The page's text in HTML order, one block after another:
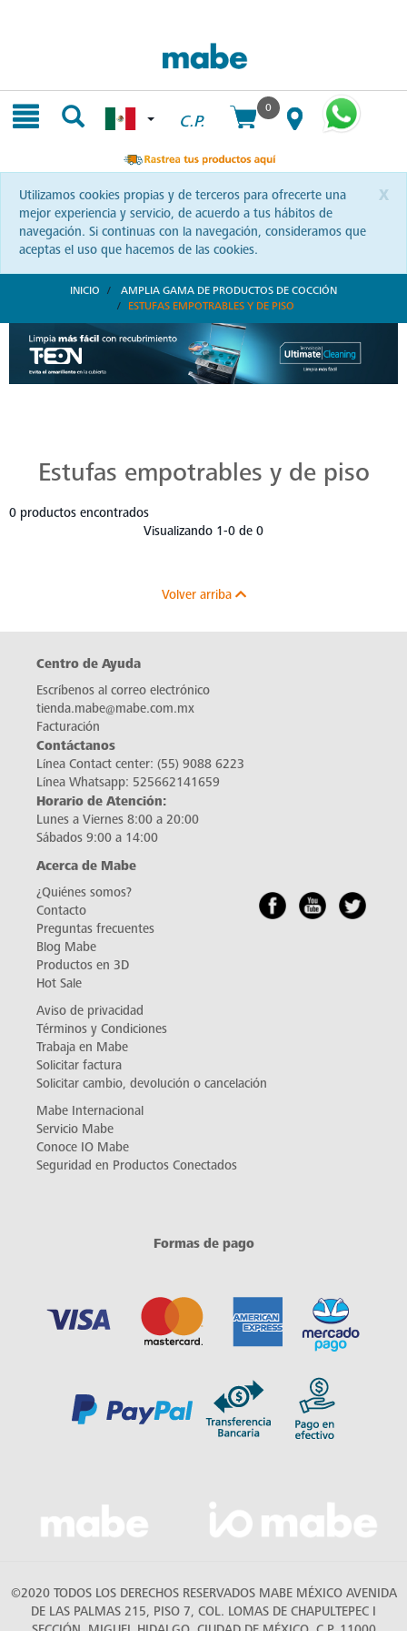
C.P.
0
x
Utilizamos cookies propias y de terceros para ofrecerte una
mejor experiencia y servicio, de acuerdo a tus hábitos de
navegación. Si continuas con la navegación, consideramos que
aceptas el uso que hacemos de las cookies.
INICIO
AMPLIA GAMA DE PRODUCTOS DE COCCIÓN
ESTUFAS EMPOTRABLES Y DE PISO
Estufas empotrables y de piso
0 productos encontrados
Visualizando 1-0 de 0
Volver arriba
Centro de Ayuda
Escríbenos al correo electrónico
tienda.mabe@mabe.com.mx
Facturación
Contáctanos
Línea Contact center: (55) 9088 6223
Línea Whatsapp: 525662141659
Horario de Atención:
Lunes a Viernes 8:00 a 20:00
Sábados 9:00 a 14:00
Acerca de Mabe
¿Quiénes somos?
Contacto
Preguntas frecuentes
Blog Mabe
Productos en 3D
Hot Sale
Aviso de privacidad
Términos y Condiciones
Trabaja en Mabe
Solicitar factura
Solicitar cambio, devolución o cancelación
Mabe Internacional
Servicio Mabe
Conoce IO Mabe
Seguridad en Productos Conectados
Formas de pago
©2020 TODOS LOS DERECHOS RESERVADOS MABE MÉXICO AVENIDA
DE LAS PALMAS 215, PISO 7, COL. LOMAS DE CHAPULTEPEC I